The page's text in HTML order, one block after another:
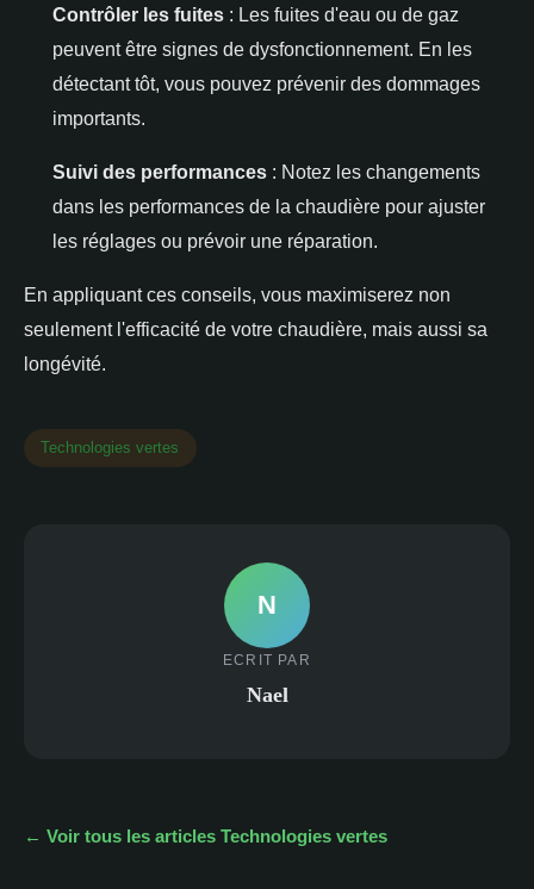
Contrôler les fuites : Les fuites d'eau ou de gaz
peuvent être signes de dysfonctionnement. En les
détectant tôt, vous pouvez prévenir des dommages
importants.
Suivi des performances : Notez les changements
dans les performances de la chaudière pour ajuster
les réglages ou prévoir une réparation.
En appliquant ces conseils, vous maximiserez non
seulement l'efficacité de votre chaudière, mais aussi sa
longévité.
Technologies vertes
N
ECRIT PAR
Nael
← Voir tous les articles Technologies vertes